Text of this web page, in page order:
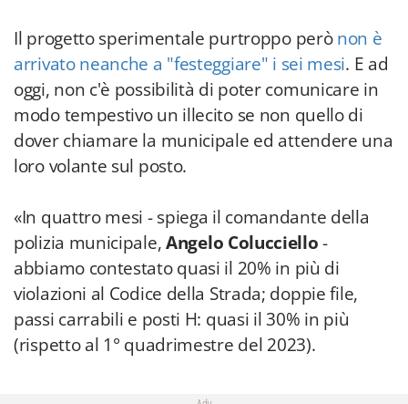
Il progetto sperimentale purtroppo perònon è
arrivato neanche a "festeggiare" i sei mesi. E ad
oggi, non c'è possibilità di poter comunicare in
modo tempestivo un illecito se non quello di
dover chiamare la municipale ed attendere una
loro volante sul posto.
«In quattro mesi - spiega il comandante della
polizia municipale,Angelo Colucciello-
abbiamo contestato quasi il 20% in più di
violazioni al Codice della Strada; doppie file,
passi carrabili e posti H: quasi il 30% in più
(rispetto al 1° quadrimestre del 2023).